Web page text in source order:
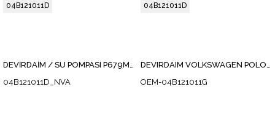
DEVİRDAİM / SU POMPASI P679M CUSA-CUSB (SOKETSIZ) POLO-İBİZA-FABİA-A1 POLO-İBİZA-FABİA-A1 14> 04B121011G
04B121011D_NVA
04B121011D
DEVIRDAIM VOLKSWAGEN POLO / SEAT IBIZA / SKODA FABIA / AUDI A1 / CUSA, CUSB, CUTA, CYZB, CYZA / 1.4 TDI
OEM-04B121011G
04B121011D